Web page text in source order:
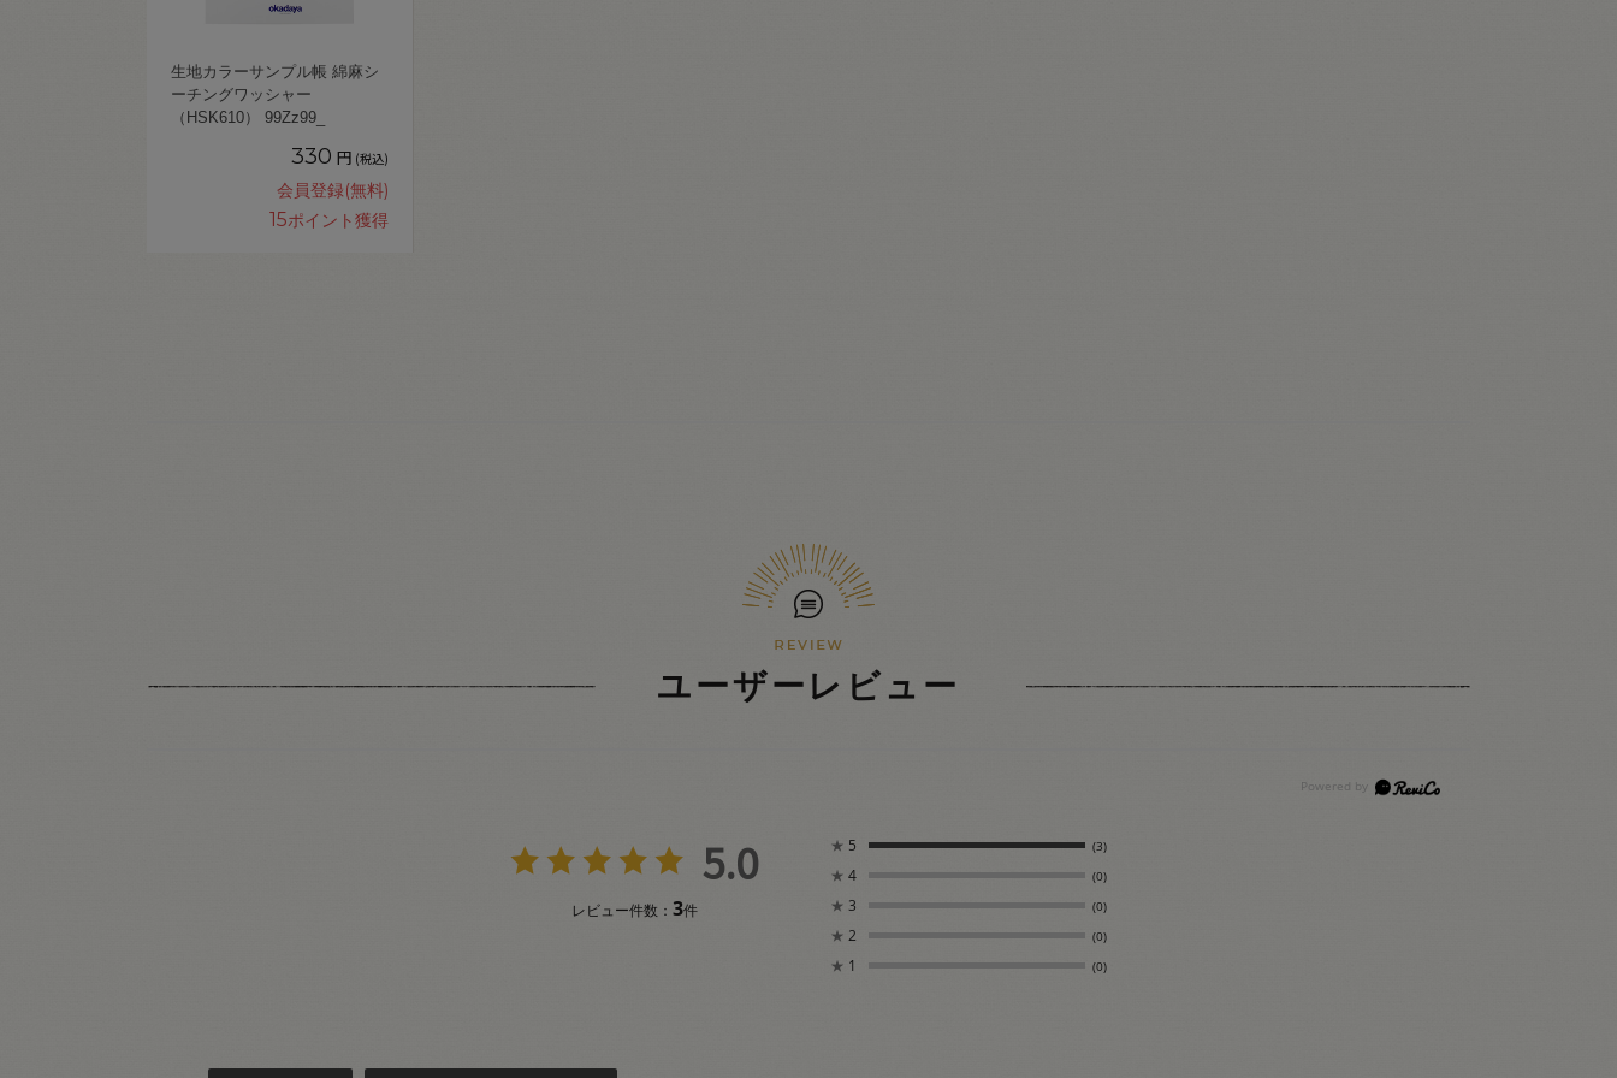
生地カラーサンプル帳 綿麻シ
ーチングワッシャー
（HSK610） 99Zz99_
330 円 (税込)
会員登録(無料)
15ポイント獲得
ユーザーレビュー
5.0
レビュー件数： 3件
★ 5 (3)
★ 4 (0)
★ 3 (0)
★ 2 (0)
★ 1 (0)